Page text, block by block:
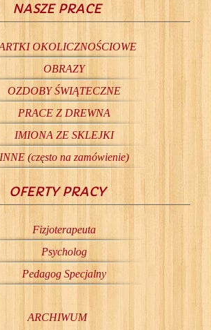
NASZE PRACE
OKOLICZNOŚCIOWE
OBRAZY
OZDOBY ŚWIĄTECZNE
PRACE Z DREWNA
IMIONA ZE SKLEJKI
INNE (często na zamówienie)
OFERTY PRACY
Fizjoterapeuta
Psycholog
Pedagog Specjalny
ARCHIWUM